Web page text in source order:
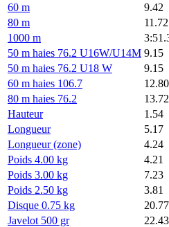
60 m
9.42
80 m
11.72
1000 m
50 m haies 76.2 U16W/U14M 9.15
50 m haies 76.2 U18 W
9.15
60 m haies 106.7
12.80
80 m haies 76.2
13.72
Hauteur
1.54
Longueur
5.17
Longueur (zone)
4.24
Poids 4.00 kg
4.21
Poids 3.00 kg
7.23
Poids 2.50 kg
3.81
Disque 0.75 kg
20.77
Javelot 500 gr
22.43